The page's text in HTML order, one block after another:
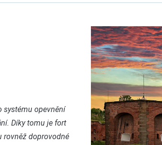
systému opevnění
Díky tomu je fort
rovněž doprovodné